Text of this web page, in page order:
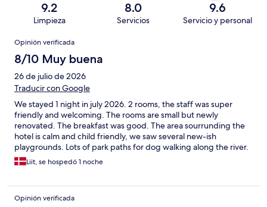
9.2
Limpieza
8.0
Servicios
9.6
Servicio y personal
Opiniones
Opinión verificada
8/10 Muy buena
26 de julio de 2026
Traducir con Google
We stayed 1 night in july 2026. 2 rooms, the staff was super
friendly and welcoming. The rooms are small but newly
renovated. The breakfast was good. The area sourrunding the
hotel is calm and child friendly, we saw several new-ish
playgrounds. Lots of park paths for dog walking along the river.
Recommend!
Liit, se hospedó 1 noche
Opinión verificada